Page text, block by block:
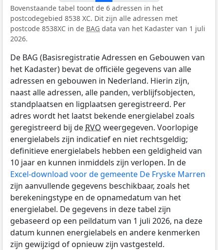
Bovenstaande tabel toont de 6 adressen in het
postcodegebied 8538 XC. Dit zijn alle adressen met
postcode 8538XC in de BAG data van het Kadaster van 1 juli
2026.
De BAG (Basisregistratie Adressen en Gebouwen van
het Kadaster) bevat de officiële gegevens van alle
adressen en gebouwen in Nederland. Hierin zijn,
naast alle adressen, alle panden, verblijfsobjecten,
standplaatsen en ligplaatsen geregistreerd. Per
adres wordt het laatst bekende energielabel zoals
geregistreerd bij de RVO weergegeven. Voorlopige
energielabels zijn indicatief en niet rechtsgeldig;
definitieve energielabels hebben een geldigheid van
10 jaar en kunnen inmiddels zijn verlopen. In de
Excel-download voor de gemeente De Fryske Marren
zijn aanvullende gegevens beschikbaar, zoals het
berekeningstype en de opnamedatum van het
energielabel. De gegevens in deze tabel zijn
gebaseerd op een peildatum van 1 juli 2026, na deze
datum kunnen energielabels en andere kenmerken
zijn gewijzigd of opnieuw zijn vastgesteld.